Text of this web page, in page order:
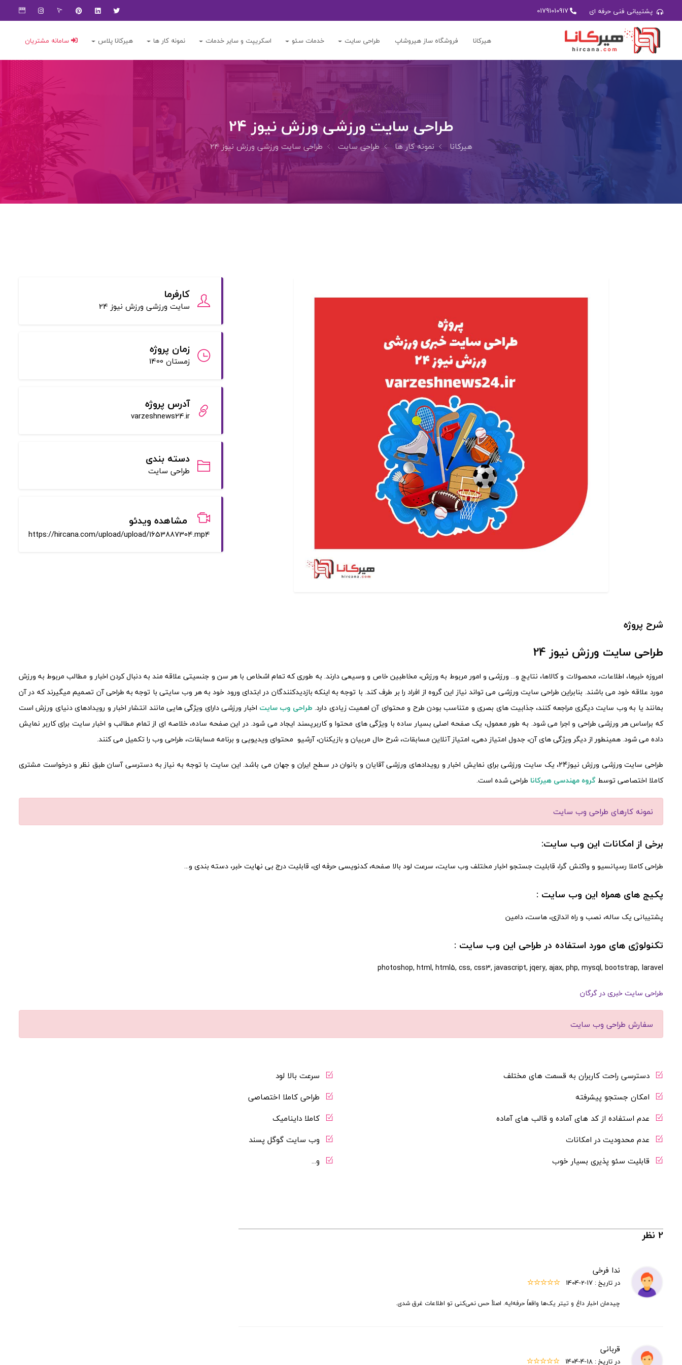
پشتیبانی فنی حرفه ای 01791010917
هیرکانا فروشگاه ساز هیروشاپ طراحی سایت خدمات سئو اسکریپت و سایر خدمات نمونه کار ها هیرکانا پلاس سامانه مشتریان
طراحی سایت ورزشی ورزش نیوز 24
هیرکانا نمونه کار ها طراحی سایت طراحی سایت ورزشی ورزش نیوز 24
کارفرما
سایت ورزشی ورزش نیوز 24
زمان پروژه
زمستان 1400
آدرس پروژه
varzeshnews24.ir
دسته بندی
طراحی سایت
مشاهده ویدئو
https://hircana.com/upload/upload/1653887304.mp4
شرح پروژه
طراحی سایت ورزش نیوز 24
امروزه خبرها، اطلاعات، محصولات و کالاها، نتایج و... ورزشی و امور مربوط به ورزش، مخاطبین خاص و وسیعی دارند. به طوری که تمام اشخاص با هر سن و جنسیتی علاقه مند به دنبال کردن اخبار و مطالب مربوط به ورزش
مورد علاقه خود می باشند. بنابراین طراحی سایت ورزشی می تواند نیاز این گروه از افراد را بر طرف کند. با توجه به اینکه بازدیدکنندگان در ابتدای ورود خود به هر وب سایتی با توجه به طراحی آن تصمیم میگیرند که در آن
بمانند یا به وب سایت دیگری مراجعه کنند، جذابیت های بصری و متناسب بودن طرح و محتوای آن اهمیت زیادی دارد. طراحی وب سایت اخبار ورزشی دارای ویژگی هایی مانند انتشار اخبار و رویدادهای دنیای ورزش است
که براساس هر ورزشی طراحی و اجرا می شود. به طور معمول، یک صفحه اصلی بسیار ساده با ویژگی های محتوا و کاربرپسند ایجاد می شود. در این صفحه ساده، خلاصه ای از تمام مطالب و اخبار سایت برای کاربر نمایش
داده می شود. همینطور از دیگر ویژگی های آن، جدول امتیاز دهی، امتیاز آنلاین مسابقات، شرح حال مربیان و بازیکنان، آرشیو محتوای ویدیویی و برنامه مسابقات، طراحی وب را تکمیل می کنند.
طراحی سایت ورزشی ورزش نیوز24، یک سایت ورزشی برای نمایش اخبار و رویدادهای ورزشی آقایان و بانوان در سطح ایران و جهان می باشد. این سایت با توجه به نیاز به دسترسی آسان طبق نظر و درخواست مشتری
کاملا اختصاصی توسط گروه مهندسی هیرکانا طراحی شده است.
نمونه کارهای طراحی وب سایت
برخی از امکانات این وب سایت:
طراحی کاملا رسپانسیو و واکنش گرا، قابلیت جستجو اخبار مختلف وب سایت، سرعت لود بالا صفحه، کدنویسی حرفه ای، قابلیت درج بی نهایت خبر، دسته بندی و...
پکیج های همراه این وب سایت :
پشتیبانی یک ساله، نصب و راه اندازی، هاست، دامین
تکنولوژی های مورد استفاده در طراحی این وب سایت :
photoshop, html, html5, css, css3, javascript, jqery, ajax, php, mysql, bootstrap, laravel
طراحی سایت خبری در گرگان
سفارش طراحی وب سایت
دسترسی راحت کاربران به قسمت های مختلف
سرعت بالا لود
امکان جستجو پیشرفته
طراحی کاملا اختصاصی
عدم استفاده از کد های آماده و قالب های آماده
کاملا داینامیک
عدم محدودیت در امکانات
وب سایت گوگل پسند
قابلیت سئو پذیری بسیار خوب
و...
2 نظر
ندا فرخی
در تاریخ : 1404-2-17
چیدمان اخبار داغ و تیتر یک‌ها واقعاً حرفه‌ایه. اصلاً حس نمی‌کنی تو اطلاعات غرق شدی.
قربانی
در تاریخ : 1404-4-18